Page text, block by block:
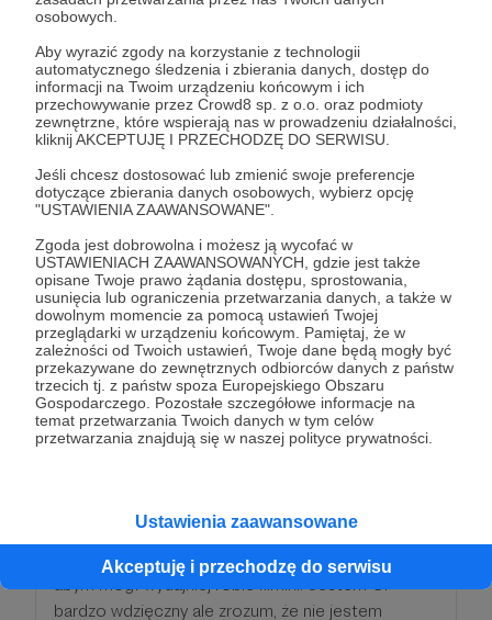
osobowych.
Aby wyrazić zgody na korzystanie z technologii
automatycznego śledzenia i zbierania danych, dostęp do
informacji na Twoim urządzeniu końcowym i ich
przechowywanie przez Crowd8 sp. z o.o. oraz podmioty
zewnętrzne, które wspierają nas w prowadzeniu działalności,
kliknij AKCEPTUJĘ I PRZECHODZĘ DO SERWISU.
Jeśli chcesz dostosować lub zmienić swoje preferencje
dotyczące zbierania danych osobowych, wybierz opcję
"USTAWIENIA ZAAWANSOWANE".
Zgoda jest dobrowolna i możesz ją wycofać w
USTAWIENIACH ZAAWANSOWANYCH, gdzie jest także
opisane Twoje prawo żądania dostępu, sprostowania,
usunięcia lub ograniczenia przetwarzania danych, a także w
dowolnym momencie za pomocą ustawień Twojej
przeglądarki w urządzeniu końcowym. Pamiętaj, że w
zależności od Twoich ustawień, Twoje dane będą mogły być
przekazywane do zewnętrznych odbiorców danych z państw
trzecich tj. z państw spoza Europejskiego Obszaru
Gospodarczego. Pozostałe szczegółowe informacje na
temat przetwarzania Twoich danych w tym celów
przetwarzania znajdują się w naszej polityce prywatności.
Ustawienia zaawansowane
Akceptuję i przechodzę do serwisu
Ja robie tylko filmiki na YT. Że poświęcam na to
wiele czasu pewnie sam zauważyłeś, bo tu
wszedłeś. Patronite zmusza mnie do robienia
jakichś planów, progów itp.
To konto tutaj istnieje dlatego, że widzowie pytają
gdzie wpłacać. Ja się nie proszę, ale każdy datek
się przyda. Zdecyduj sam czy chcesz mnie
co widzisz na moim kanale YouTube, i, że nie
pracuje dla nikogo. Robię co robię bo robię.
Patroni: 3
75 zł miesięcznie
postrzegam jako szczodre wynagrodzenie za moją
robotę. Twój hajs napewno pójdzie na jakiś sprzęt,
bardzo wdzięczny ale zrozum, że nie jestem